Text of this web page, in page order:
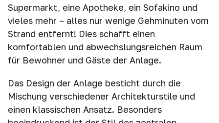
Supermarkt, eine Apotheke, ein Sofakino und
vieles mehr – alles nur wenige Gehminuten vom
Strand entfernt! Dies schafft einen
komfortablen und abwechslungsreichen Raum
für Bewohner und Gäste der Anlage.
Das Design der Anlage besticht durch die
Mischung verschiedener Architekturstile und
einen klassischen Ansatz. Besonders